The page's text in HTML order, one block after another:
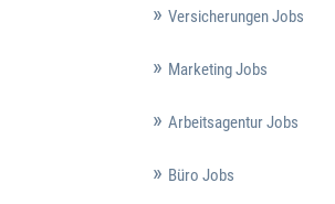
Versicherungen Jobs
Marketing Jobs
Arbeitsagentur Jobs
Büro Jobs